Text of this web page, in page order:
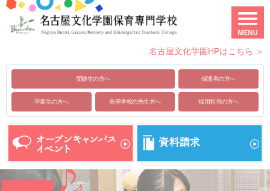
名古屋文化学園HPはこちら ＞
受験生の方へ 保護者の方へ
卒業生の方へ 高等学校の先生方へ 採用担当の方へ